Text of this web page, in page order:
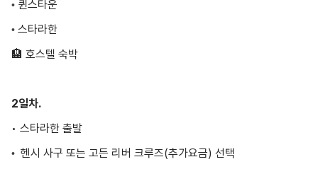
🏨호스텔 숙박
2일차.
•헨시 사구 또는 고든 리버 크루즈(추가요금) 선택
• 오션 비치
🏨호스텔 숙박